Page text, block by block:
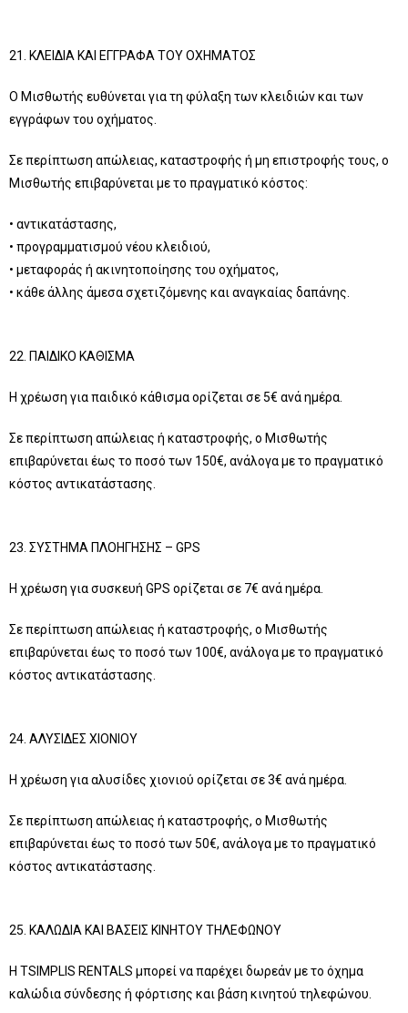
21. ΚΛΕΙΔΙΑ ΚΑΙ ΕΓΓΡΑΦΑ ΤΟΥ ΟΧΗΜΑΤΟΣ
Ο Μισθωτής ευθύνεται για τη φύλαξη των κλειδιών και των
εγγράφων του οχήματος.
Σε περίπτωση απώλειας, καταστροφής ή μη επιστροφής τους, ο
Μισθωτής επιβαρύνεται με το πραγματικό κόστος:
• αντικατάστασης,
• προγραμματισμού νέου κλειδιού,
• μεταφοράς ή ακινητοποίησης του οχήματος,
• κάθε άλλης άμεσα σχετιζόμενης και αναγκαίας δαπάνης.
22. ΠΑΙΔΙΚΟ ΚΑΘΙΣΜΑ
Η χρέωση για παιδικό κάθισμα ορίζεται σε 5€ ανά ημέρα.
Σε περίπτωση απώλειας ή καταστροφής, ο Μισθωτής
επιβαρύνεται έως το ποσό των 150€, ανάλογα με το πραγματικό
κόστος αντικατάστασης.
23. ΣΥΣΤΗΜΑ ΠΛΟΗΓΗΣΗΣ – GPS
Η χρέωση για συσκευή GPS ορίζεται σε 7€ ανά ημέρα.
Σε περίπτωση απώλειας ή καταστροφής, ο Μισθωτής
επιβαρύνεται έως το ποσό των 100€, ανάλογα με το πραγματικό
κόστος αντικατάστασης.
24. ΑΛΥΣΙΔΕΣ ΧΙΟΝΙΟΥ
Η χρέωση για αλυσίδες χιονιού ορίζεται σε 3€ ανά ημέρα.
Σε περίπτωση απώλειας ή καταστροφής, ο Μισθωτής
επιβαρύνεται έως το ποσό των 50€, ανάλογα με το πραγματικό
κόστος αντικατάστασης.
25. ΚΑΛΩΔΙΑ ΚΑΙ ΒΑΣΕΙΣ ΚΙΝΗΤΟΥ ΤΗΛΕΦΩΝΟΥ
Η TSIMPLIS RENTALS μπορεί να παρέχει δωρεάν με το όχημα
καλώδια σύνδεσης ή φόρτισης και βάση κινητού τηλεφώνου.